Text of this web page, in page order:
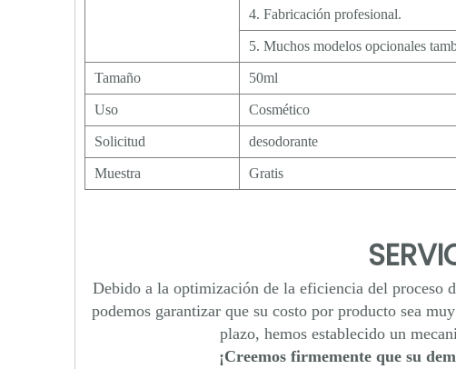
4. Fabricación profesional.
5. Muchos modelos opcionales
Tamaño 50ml
Uso Cosmético
Solicitud desodorante
Muestra Gratis
Debido a la optimización de la eficiencia del proceso
podemos garantizar que su costo por producto sea
plazo, hemos establecido un
¡Creemos firmemente que su